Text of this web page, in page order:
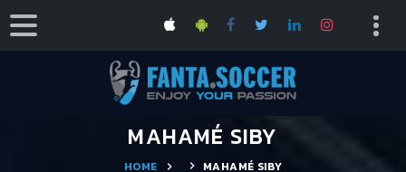
MAHAMÉ SIBY
HOME MAHAMÉ SIBY